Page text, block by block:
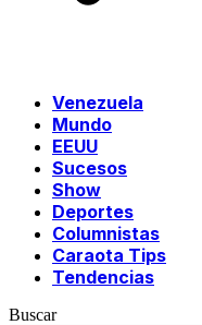
Venezuela
Mundo
EEUU
Sucesos
Show
Deportes
Columnistas
Caraota Tips
Tendencias
Buscar